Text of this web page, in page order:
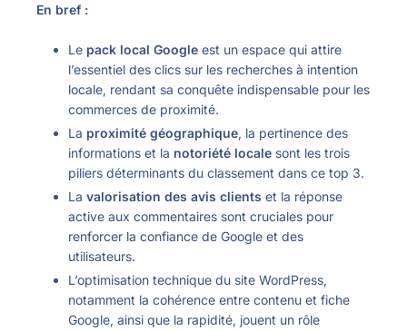
En bref :
Le pack local Google est un espace qui attire
l’essentiel des clics sur les recherches à intention
locale, rendant sa conquête indispensable pour les
commerces de proximité.
La proximité géographique, la pertinence des
informations et la notoriété locale sont les trois
piliers déterminants du classement dans ce top 3.
La valorisation des avis clients et la réponse
active aux commentaires sont cruciales pour
renforcer la confiance de Google et des
utilisateurs.
L’optimisation technique du site WordPress,
notamment la cohérence entre contenu et fiche
Google, ainsi que la rapidité, jouent un rôle